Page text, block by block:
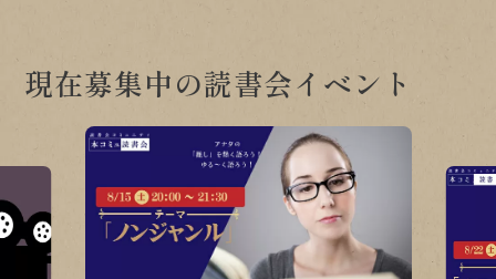
現在募集中の読書会イベント